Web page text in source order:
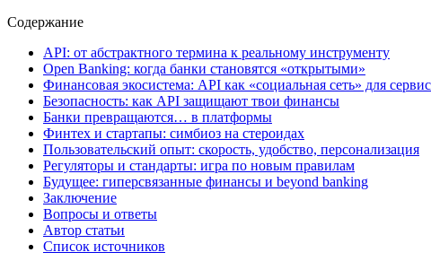
Содержание
API: от абстрактного термина к реальному инструменту
Open Banking: когда банки становятся «открытыми»
Финансовая экосистема: API как «социальная сеть» для
Безопасность: как API защищают твои финансы
Банки превращаются… в платформы
Финтех и стартапы: симбиоз на стероидах
Пользовательский опыт: скорость, удобство, персонализация
Регуляторы и стандарты: игра по новым правилам
Будущее: гиперсвязанные финансы и beyond banking
Заключение
Вопросы и ответы
Автор статьи
Список источников